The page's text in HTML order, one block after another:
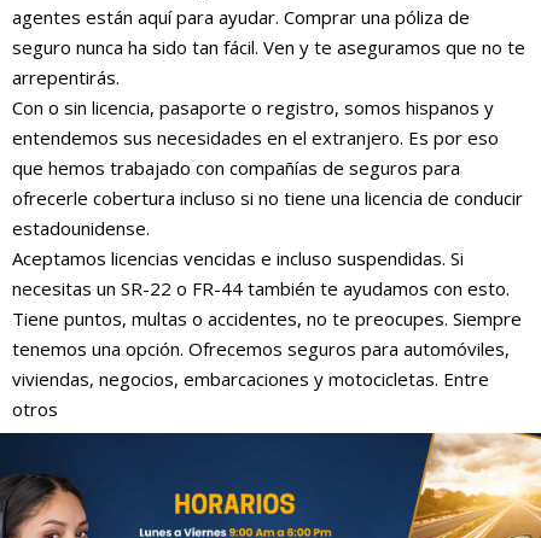
agentes están aquí para ayudar. Comprar una póliza de
seguro nunca ha sido tan fácil. Ven y te aseguramos que no te
arrepentirás.
Con o sin licencia, pasaporte o registro, somos hispanos y
entendemos sus necesidades en el extranjero. Es por eso
que hemos trabajado con compañías de seguros para
ofrecerle cobertura incluso si no tiene una licencia de conducir
estadounidense.
Aceptamos licencias vencidas e incluso suspendidas. Si
necesitas un SR-22 o FR-44 también te ayudamos con esto.
Tiene puntos, multas o accidentes, no te preocupes. Siempre
tenemos una opción. Ofrecemos seguros para automóviles,
viviendas, negocios, embarcaciones y motocicletas. Entre
otros